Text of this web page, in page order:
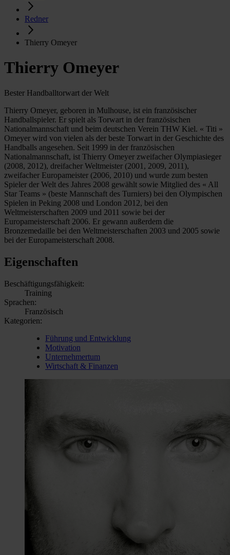
Redner
Thierry Omeyer
Thierry Omeyer
Bester Handballtorwart der Welt
Thierry Omeyer, geboren in Mulhouse, ist ein französischer
Handballspieler. Er spielt als Torwart in der französischen
Nationalmannschaft und beim deutschen Verein THW Kiel. « Titi »
Omeyer wird von vielen als der beste Torwart in der Geschichte des
Handballs angesehen. Seit 1999 in der französischen
Nationalmannschaft, ist Thierry Omeyer zweifacher Olympiasieger
(2008, 2012), dreifacher Weltmeister (2001, 2009, 2011),
zweifacher Europameister (2006, 2010) und wurde zum besten
Spieler der Welt des Jahres 2008 gewählt sowie Mitglied des « All
Star Teams » (beste Mannschaft des Turniers) bei den Olympischen
Spielen in Peking 2008 und London 2012, bei den
Weltmeisterschaften 2009 und 2011 sowie bei der
Europameisterschaft 2006. Er gewann außerdem die
Bronzemedaille bei den Weltmeisterschaften 2003 und 2005 sowie
bei der Europameisterschaft 2008.
Eigenschaften
Beschäftigungsfähigkeit:
Training
Sprachen:
Französisch
Kategorien:
Führung und Entwicklung
Motivation
Unternehmertum
Wirtschaft & Finanzen